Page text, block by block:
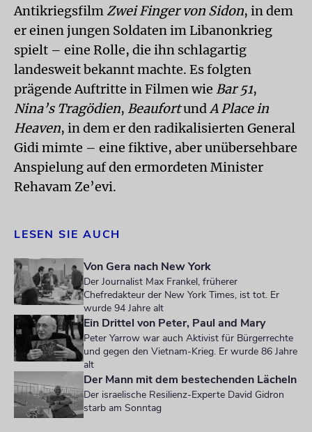
Antikriegsfilm Zwei Finger von Sidon, in dem
er einen jungen Soldaten im Libanonkrieg
spielt – eine Rolle, die ihn schlagartig
landesweit bekannt machte. Es folgten
prägende Auftritte in Filmen wie Bar 51,
Nina’s Tragödien, BeaufortundA Place in
Heaven, in dem er den radikalisierten General
Gidi mimte – eine fiktive, aber unübersehbare
Anspielung auf den ermordeten Minister
Rehavam Ze’evi.
LESEN SIE AUCH
Von Gera nach New York
Der Journalist Max Frankel, früherer
Chefredakteur der New York Times, ist tot. Er
wurde 94 Jahre alt
Ein Drittel von Peter, Paul and Mary
Peter Yarrow war auch Aktivist für Bürgerrechte
und gegen den Vietnam-Krieg. Er wurde 86 Jahre
alt
Der Mann mit dem bestechenden Lächeln
Der israelische Resilienz-Experte David Gidron
starb am Sonntag